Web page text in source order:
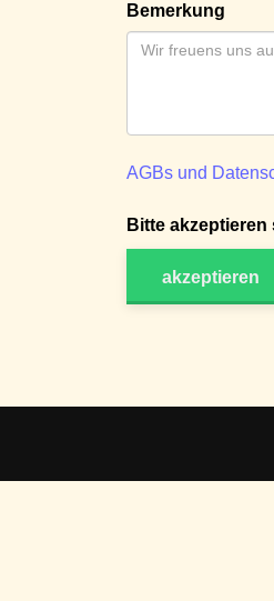
Bemerkung
AGBs und
Bitte
akzeptieren